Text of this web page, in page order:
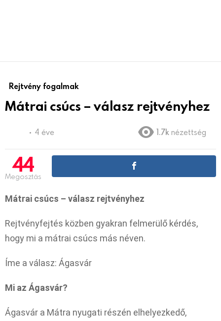
Rejtvény fogalmak
Mátrai csúcs – válasz rejtvényhez
4 éve 1.7k nézettség
44
Megosztás
Mátrai csúcs – válasz rejtvényhez
Rejtvényfejtés közben gyakran felmerülő kérdés,
hogy mi a mátrai csúcs más néven.
Íme a válasz: Ágasvár
Mi az Ágasvár?
Ágasvár a Mátra nyugati részén elhelyezkedő,